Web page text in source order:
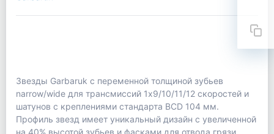
Звезды Garbaruk с переменной толщиной зубьев
narrow/wide для трансмиссий 1x9/10/11/12 скоростей и
шатунов с креплениями стандарта BCD 104 мм.
Профиль звезд имеет уникальный дизайн с увеличенной